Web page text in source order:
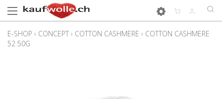
E-SHOP › CONCEPT › COTTON CASHMERE › COTTON CASHMERE
52 50G